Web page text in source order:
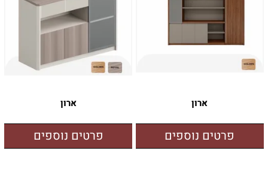
ארון
פרטים נוספים
ארון
פרטים נוספים